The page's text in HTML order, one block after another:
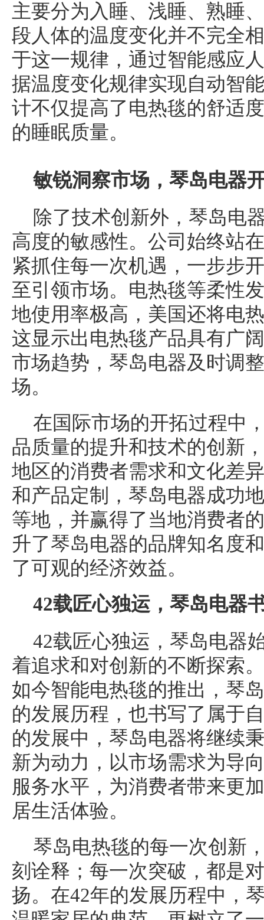
主要分为入睡、浅睡、熟睡
段人体的温度变化并不完全
于这一规律，通过智能感应
据温度变化规律实现自动智
计不仅提高了电热毯的舒适
的睡眠质量。
敏锐洞察市场，琴岛电器
除了技术创新外，琴岛电
高度的敏感性。公司始终站
紧抓住每一次机遇，一步步
至引领市场。电热毯等柔性
地使用率极高，美国还将电
这显示出电热毯产品具有广
市场趋势，琴岛电器及时调
场。
在国际市场的开拓过程中
品质量的提升和技术的创新
地区的消费者需求和文化差
和产品定制，琴岛电器成功
等地，并赢得了当地消费者
升了琴岛电器的品牌知名度
了可观的经济效益。
42载匠心独运，琴岛电器
42载匠心独运，琴岛电器
着追求和对创新的不断探索
如今智能电热毯的推出，琴
的发展历程，也书写了属于
的发展中，琴岛电器将继续
新为动力，以市场需求为导
服务水平，为消费者带来更
居生活体验。
琴岛电热毯的每一次创新
刻诠释；每一次突破，都是
扬。在42年的发展历程中，